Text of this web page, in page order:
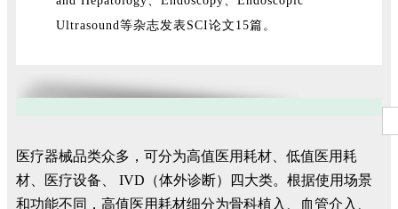
Ultrasound等杂志发表SCI论文15篇。
医疗器械品类众多，可分为高值医用耗材、低值医用耗
材、医疗设备、 IVD（体外诊断）四大类。根据使用场景
和功能不同，高值医用耗材细分为骨科植入、血管介入、